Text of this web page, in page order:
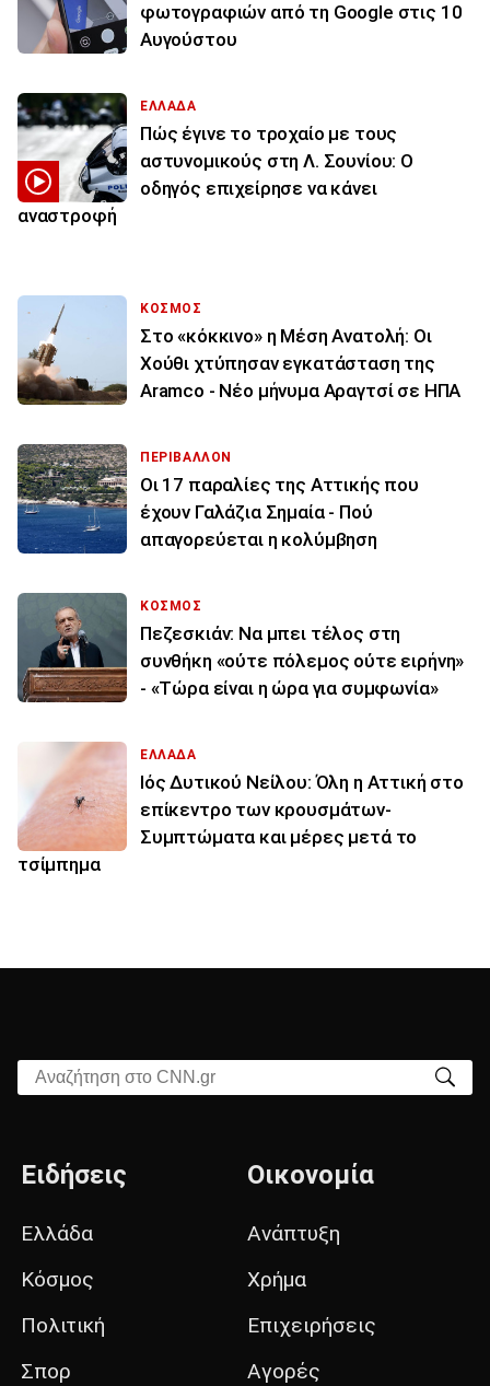
φωτογραφιών από τη Google στις 10
Αυγούστου
ΕΛΛΑΔΑ
Πώς έγινε το τροχαίο με τους
αστυνομικούς στη Λ. Σουνίου: Ο
οδηγός επιχείρησε να κάνει
αναστροφή
ΚΟΣΜΟΣ
Στο «κόκκινο» η Μέση Ανατολή: Οι
Χούθι χτύπησαν εγκατάσταση της
Aramco - Νέο μήνυμα Αραγτσί σε ΗΠΑ
ΠΕΡΙΒΑΛΛΟΝ
Οι 17 παραλίες της Αττικής που
έχουν Γαλάζια Σημαία - Πού
απαγορεύεται η κολύμβηση
ΚΟΣΜΟΣ
Πεζεσκιάν: Να μπει τέλος στη
συνθήκη «ούτε πόλεμος ούτε ειρήνη»
- «Τώρα είναι η ώρα για συμφωνία»
ΕΛΛΑΔΑ
Ιός Δυτικού Νείλου: Όλη η Αττική στο
επίκεντρο των κρουσμάτων-
Συμπτώματα και μέρες μετά το
τσίμπημα
Αναζήτηση στο CNN.gr
Ειδήσεις
Ελλάδα
Κόσμος
Πολιτική
Σπορ
Οικονομία
Ανάπτυξη
Χρήμα
Επιχειρήσεις
Αγορές